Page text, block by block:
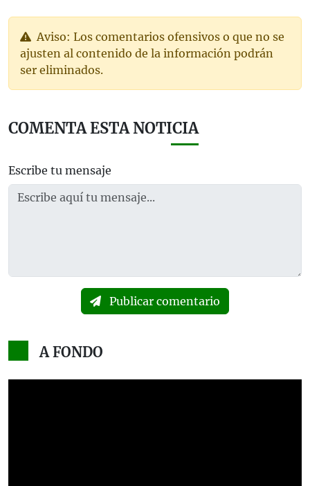
Aviso: Los comentarios ofensivos o que no se
ajusten al contenido de la información podrán
ser eliminados.
COMENTA ESTA NOTICIA
Escribe tu mensaje
Publicar comentario
A FONDO